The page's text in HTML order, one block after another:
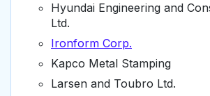
Hyundai Engineering and
Ltd.
Ironform Corp.
Kapco Metal Stamping
Larsen and Toubro Ltd.